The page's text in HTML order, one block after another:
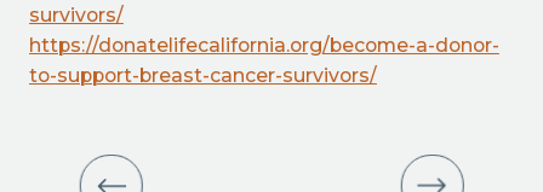
survivors/
https://donatelifecalifornia.org/become-a-donor-
to-support-breast-cancer-survivors/